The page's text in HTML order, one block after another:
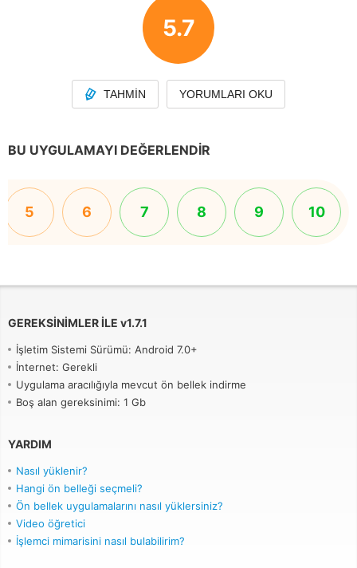
5.7
TAHMIN YORUMLARI OKU
BU UYGULAMAYI DEĞERLENDIR
5 6 7 8 9 10
GEREKSINIMLER ILE v1.7.1
İşletim Sistemi Sürümü: Android 7.0+
İnternet: Gerekli
Uygulama aracılığıyla mevcut ön bellek indirme
Boş alan gereksinimi: 1 Gb
YARDIM
Nasıl yüklenir?
Hangi ön belleği seçmeli?
Ön bellek uygulamalarını nasıl yüklersiniz?
Video öğretici
İşlemci mimarisini nasıl bulabilirim?